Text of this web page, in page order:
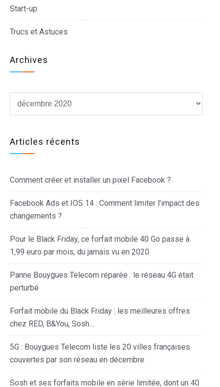
Start-up
Trucs et Astuces
Archives
Articles récents
Comment créer et installer un pixel Facebook ?
Facebook Ads et IOS 14 : Comment limiter l’impact des
changements ?
Pour le Black Friday, ce forfait mobile 40 Go passe à
1,99 euro par mois, du jamais vu en 2020
Panne Bouygues Telecom réparée : le réseau 4G était
perturbé
Forfait mobile du Black Friday : les meilleures offres
chez RED, B&You, Sosh…
5G : Bouygues Telecom liste les 20 villes françaises
couvertes par son réseau en décembre
Sosh et ses forfaits mobile en série limitée, dont un 40